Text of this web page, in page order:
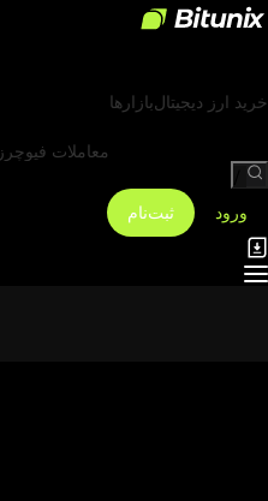
خرید ارز دیجیتالبازارها
معاملات فیوچرز
ورود
ثبت‌نام